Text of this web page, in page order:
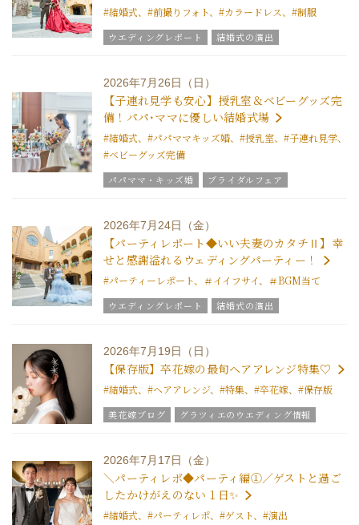
#結婚式、#前撮りフォト、#カラードレス、#制服
ウエディングレポート
結婚式の演出
ブライダルフェア
グラツィエのウエディング情報
ブライダルアイテム
結婚式の豆知識
ウエディングスタッフｖｏｉｃｅ
グラツィエについて
2026年7月26日（日）
【子連れ見学も安心】授乳室＆ベビーグッズ完
備！パパ･ママに優しい結婚式場
#結婚式、#パパママキッズ婚、#授乳室、#子連れ見学、
#ベビーグッズ完備
パパママ・キッズ婚
ブライダルフェア
ウエディングスタッフｖｏｉｃｅ
グラツィエについて
2026年7月24日（金）
【パーティレポート◆いい夫妻のカタチⅡ】幸
せと感謝溢れるウェディングパーティー！
#パーティーレポート、＃イイフサイ、＃BGM当て
ウエディングレポート
結婚式の演出
ブライダルフェア
グラツィエのウエディング情報
ブライダルアイテム
結婚式の豆知識
ウエディングスタッフｖｏｉｃｅ
2026年7月19日（日）
【保存版】卒花嫁の最旬ヘアアレンジ特集♡
#結婚式、#ヘアアレンジ、#特集、#卒花嫁、#保存版
美花嫁ブログ
グラツィエのウエディング情報
ウエディングスタッフｖｏｉｃｅ
2026年7月17日（金）
＼パーティレポ◆パーティ編①／ゲストと過ご
したかけがえのない１日✨
#結婚式、#パーティレポ、#ゲスト、#演出